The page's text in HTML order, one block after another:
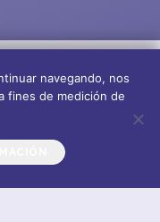
navegando, nos
fines de medición de